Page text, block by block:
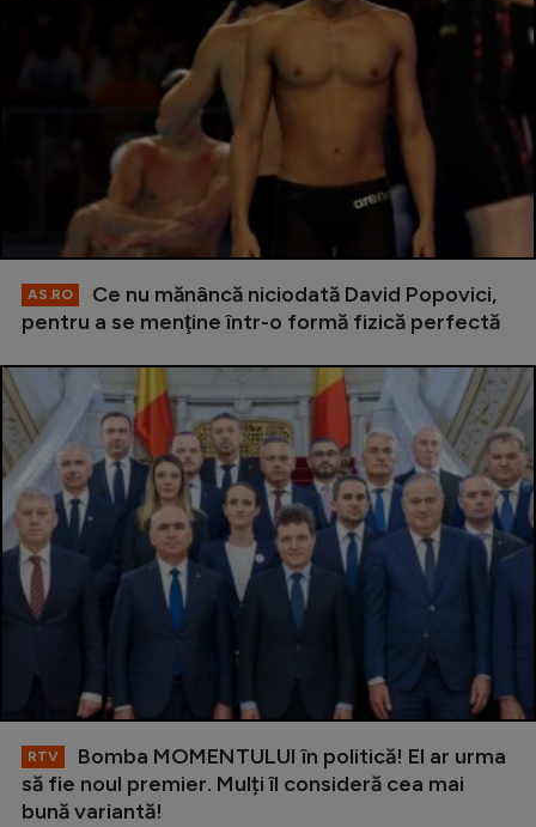
AS.RO
Ce nu mănâncă niciodată David Popovici,
pentru a se menţine într-o formă fizică perfectă
RTV
Bomba MOMENTULUI în politică! El ar urma
să fie noul premier. Mulți îl consideră cea mai
bună variantă!